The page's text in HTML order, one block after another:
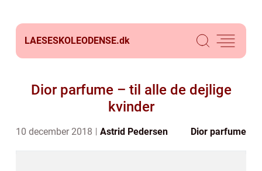
LAESESKOLEODENSE.dk
Dior parfume – til alle de dejlige
kvinder
10 december 2018 Astrid Pedersen Dior parfume